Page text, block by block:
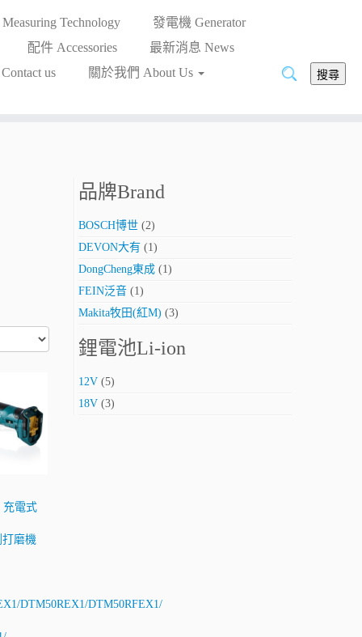
Technology
發電機 Generator
配件 Accessories
最新消息 News
us
關於我們 About Us
搜
搜尋
充電式
磨機
DTM50REX1/DTM50RFEX1/
品牌Brand
BOSCH博世 (2)
DEVON大有 (1)
DongCheng東成 (1)
FEIN泛音 (1)
Makita牧田(紅M) (3)
鋰電池Li-ion
12V (5)
18V (3)